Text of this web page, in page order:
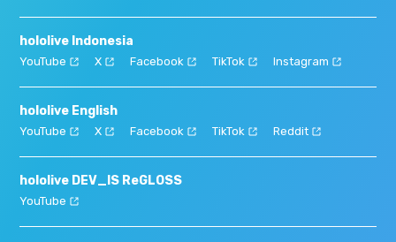
hololive Indonesia
YouTube X Facebook TikTok Instagram
hololive English
YouTube X Facebook TikTok Reddit
hololive DEV_IS ReGLOSS
YouTube